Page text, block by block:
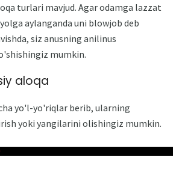
turlari mavjud. Agar odamga lazzat
aylanganda uni blowjob deb
siz anusning anilinus
mumkin.
aloqa
yo'l-yo'riqlar berib, ularning
yoki yangilarini olishingiz mumkin.